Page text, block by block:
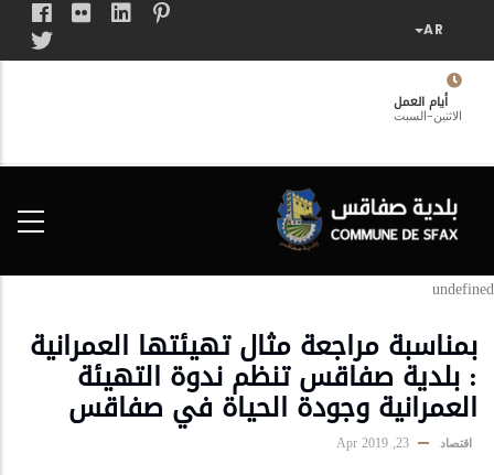
المحتوى
الرئيسيأيام العمل
الاثنين-السبت
undefined
بمناسبة مراجعة مثال تهيئتها العمرانية
: بلدية صفاقس تنظم ندوة التهيئة
العمرانية وجودة الحياة في صفاقس
اقتصاد